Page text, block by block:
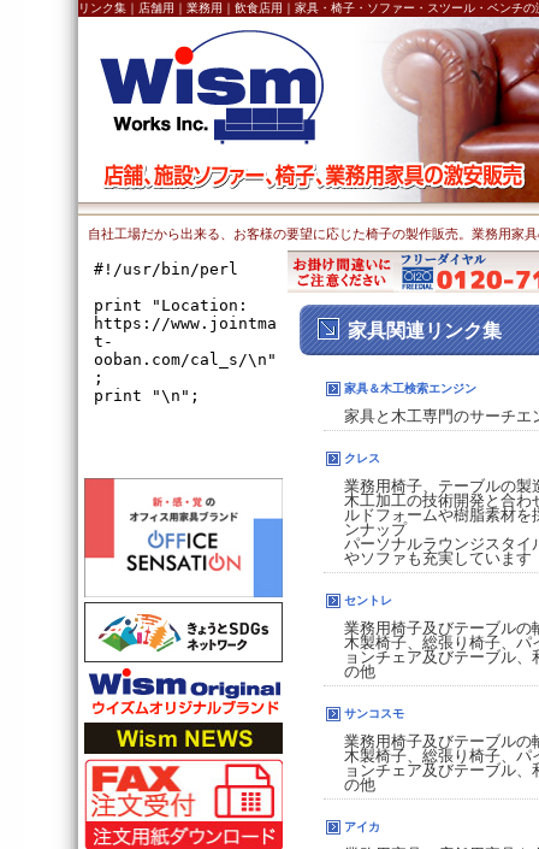
リンク集｜店舗用｜業務用｜飲食店用｜家具・椅子・ソファー・スツール・ベンチ
自社工場だから出来る、お客様の要望に応じた椅子の製作販売。業務用
家具関連リンク集
家具＆木工検索エンジン
家具と木工専門のサーチエ
クレス
業務用椅子、テーブルの製
木工加工の技術開発と合わ
ルドフォームや樹脂素材
ンナップ
パーソナルラウンジスタイ
やソファも充実しています
セントレ
業務用椅子及びテーブルの
木製椅子、総張り椅子、パ
ョンチェア及びテーブル
の他
サンコスモ
業務用椅子及びテーブルの
木製椅子、総張り椅子、パ
ョンチェア及びテーブル
の他
アイカ